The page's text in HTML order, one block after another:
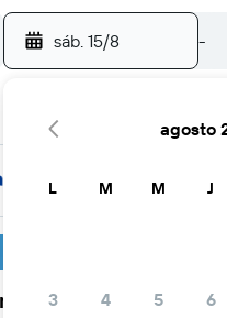
sáb. 15/8 -
viajera elige
agosto
L M M J
3 4 5 6